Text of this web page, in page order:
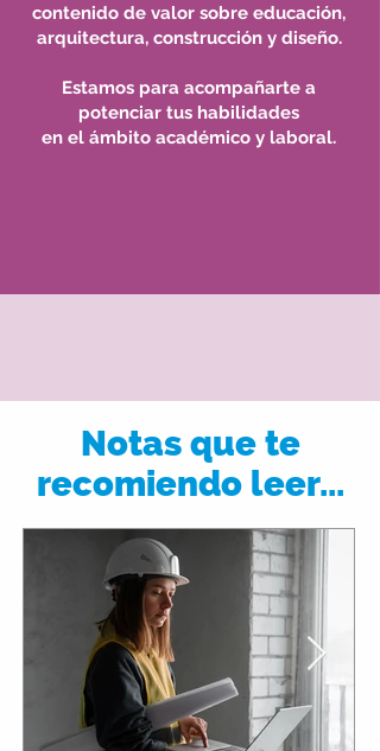
contenido de valor sobre educación,
arquitectura, construcción y diseño.
Estamos para acompañarte a
potenciar tus habilidades
en el ámbito académico y laboral.
Notas que te
recomiendo leer...